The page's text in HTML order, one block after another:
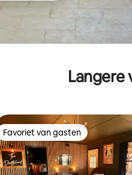
Langere
Favoriet van gasten
Favoriet van gasten